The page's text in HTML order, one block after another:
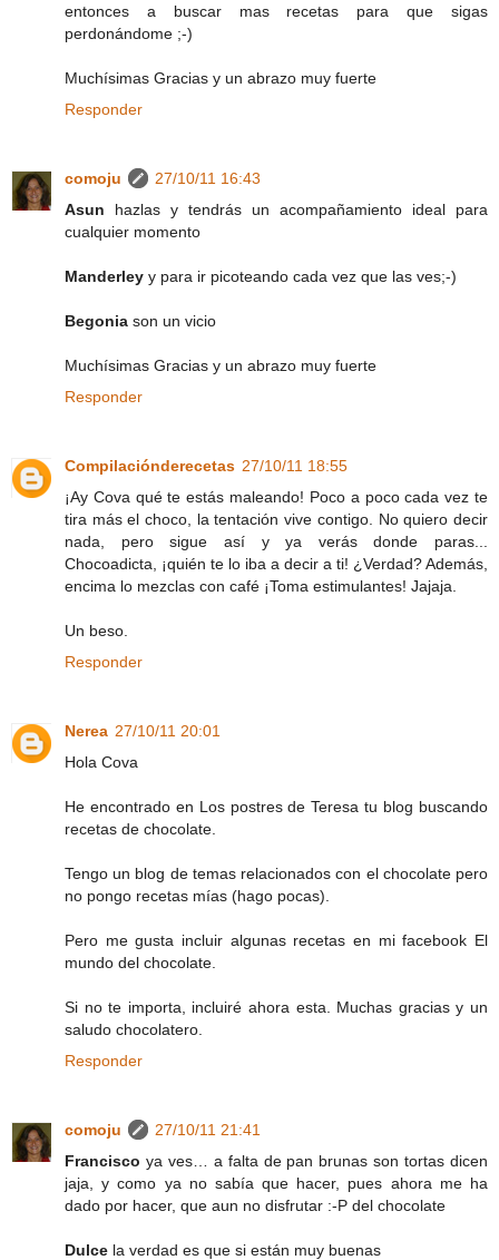
entonces a buscar mas recetas para que sigas
perdonándome ;-)
Muchísimas Gracias y un abrazo muy fuerte
Responder
comoju
27/10/11 16:43
Asun hazlas y tendrás un acompañamiento ideal para
cualquier momento
Manderley y para ir picoteando cada vez que las ves;-)
Begonia son un vicio
Muchísimas Gracias y un abrazo muy fuerte
Responder
Compilaciónderecetas 27/10/11 18:55
¡Ay Cova qué te estás maleando! Poco a poco cada vez te
tira más el choco, la tentación vive contigo. No quiero decir
nada, pero sigue así y ya verás donde paras...
Chocoadicta, ¡quién te lo iba a decir a ti! ¿Verdad? Además,
encima lo mezclas con café ¡Toma estimulantes! Jajaja.
Un beso.
Responder
Nerea 27/10/11 20:01
Hola Cova
He encontrado en Los postres de Teresa tu blog buscando
recetas de chocolate.
Tengo un blog de temas relacionados con el chocolate pero
no pongo recetas mías (hago pocas).
Pero me gusta incluir algunas recetas en mi facebook El
mundo del chocolate.
Si no te importa, incluiré ahora esta. Muchas gracias y un
saludo chocolatero.
Responder
comoju
27/10/11 21:41
Francisco ya ves… a falta de pan brunas son tortas dicen
jaja, y como ya no sabía que hacer, pues ahora me ha
dado por hacer, que aun no disfrutar :-P del chocolate
Dulce la verdad es que si están muy buenas